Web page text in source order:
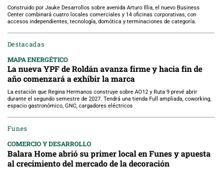
Construido por Jauke Desarrollos sobre avenida Arturo Illia, el nuevo Business
Center combinará cuatro locales comerciales y 14 oficinas corporativas, con
accesos independientes, tecnología, domótica y terminaciones de categoría.
Destacadas
MAPA ENERGÉTICO
La nueva YPF de Roldán avanza firme y hacia fin de
año comenzará a exhibir la marca
La estación que Regina Hermanos construye sobre AO12 y Ruta 9 prevé abrir
durante el segundo semestre de 2027. Tendrá una tienda Full ampliada, coworking,
espacio gastronómico, GNC, cargadores eléctricos
Funes
COMERCIO Y DESARROLLO
Balara Home abrió su primer local en Funes y apuesta
al crecimiento del mercado de la decoración